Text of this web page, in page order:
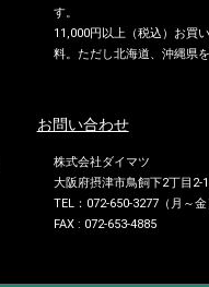
す。
11,000円以上（税込）お買
料。ただし北海道、沖縄県を
お問い合わせ
株式会社ダイマツ
大阪府摂津市鳥飼下2丁目2-
TEL：072-650-3277（月～金
FAX : 072-653-4885